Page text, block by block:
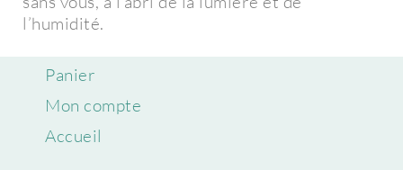
l’humidité.
Panier
Mon compte
Accueil